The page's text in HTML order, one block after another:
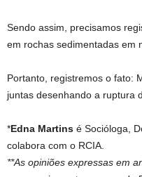
Sendo assim, precisamos
em rochas sedimentadas em
Portanto, registremos o fato:
juntas desenhando a ruptura
*Edna Martins é Socióloga,
colabora com o RCIA.
**As opiniões expressas em